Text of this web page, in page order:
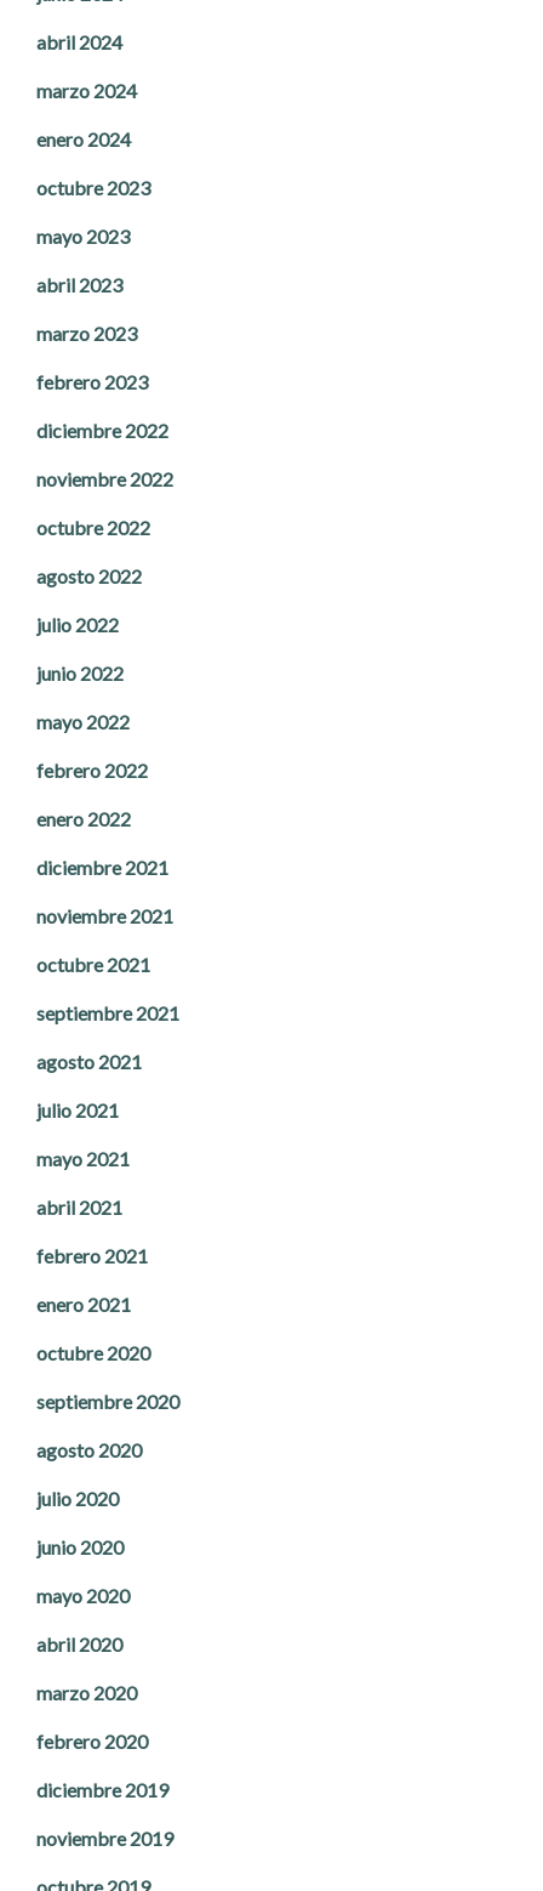
abril 2024
marzo 2024
enero 2024
octubre 2023
mayo 2023
abril 2023
marzo 2023
febrero 2023
diciembre 2022
noviembre 2022
octubre 2022
agosto 2022
julio 2022
junio 2022
mayo 2022
febrero 2022
enero 2022
diciembre 2021
noviembre 2021
octubre 2021
septiembre 2021
agosto 2021
julio 2021
mayo 2021
abril 2021
febrero 2021
enero 2021
octubre 2020
septiembre 2020
agosto 2020
julio 2020
junio 2020
mayo 2020
abril 2020
marzo 2020
febrero 2020
diciembre 2019
noviembre 2019